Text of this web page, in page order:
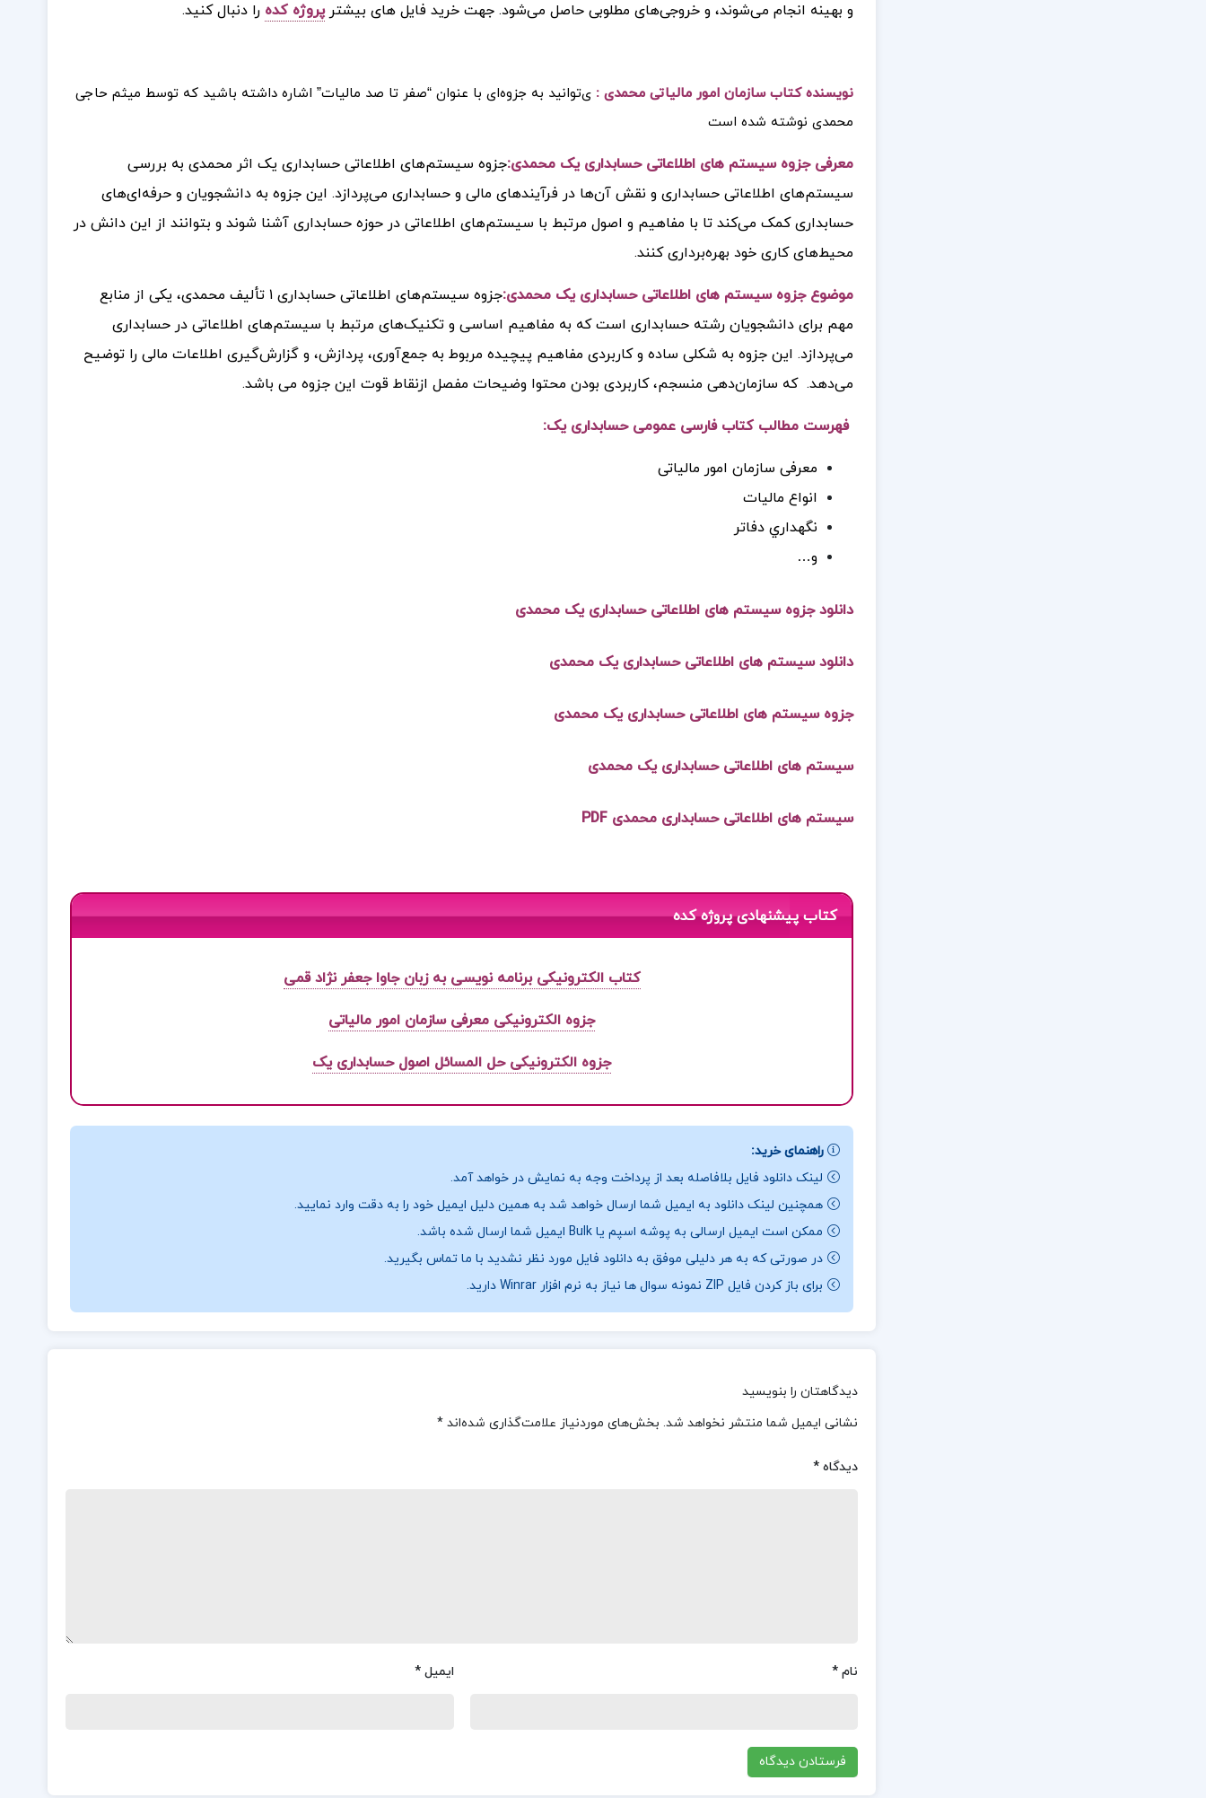
و بهینه انجام می‌شوند، و خروجی‌های مطلوبی حاصل می‌شود. جهت خرید فایل های بیشترپروژه کده را دنبال کنید.
نویسنده کتاب سازمان امور مالیاتی محمدی : ی‌توانید به جزوه‌ای با عنوان “صفر تا صد مالیات” اشاره داشته باشید که توسط میثم حاجی
محمدی نوشته شده است
معرفی جزوه سیستم های اطلاعاتی حسابداری یک محمدی:جزوه سیستم‌های اطلاعاتی حسابداری یک اثر محمدی به بررسی
سیستم‌های اطلاعاتی حسابداری و نقش آن‌ها در فرآیندهای مالی و حسابداری می‌پردازد. این جزوه به دانشجویان و حرفه‌ای‌های
حسابداری کمک می‌کند تا با مفاهیم و اصول مرتبط با سیستم‌های اطلاعاتی در حوزه حسابداری آشنا شوند و بتوانند از این دانش در
محیط‌های کاری خود بهره‌برداری کنند.
موضوع جزوه سیستم های اطلاعاتی حسابداری یک محمدی:
جزوه سیستم‌های اطلاعاتی حسابداری ۱ تألیف محمدی، یکی از منابع
مهم برای دانشجویان رشته حسابداری است که به مفاهیم اساسی و تکنیک‌های مرتبط با سیستم‌های اطلاعاتی در حسابداری
می‌پردازد. این جزوه به شکلی ساده و کاربردی مفاهیم پیچیده مربوط به جمع‌آوری، پردازش، و گزارش‌گیری اطلاعات مالی را توضیح
می‌دهد. که سازمان‌دهی منسجم، کاربردی بودن محتوا وضیحات مفصل ازنقاط قوت این جزوه می باشد.
فهرست مطالب کتاب فارسی عمومی حسابداری یک:
معرفی سازمان امور مالیاتی
انواع مالیات
نگهداري دفاتر
و…
دانلود جزوه سیستم های اطلاعاتی حسابداری یک محمدی
دانلود سیستم های اطلاعاتی حسابداری یک محمدی
جزوه سیستم های اطلاعاتی حسابداری یک محمدی
سیستم های اطلاعاتی حسابداری یک محمدی
سیستم های اطلاعاتی حسابداری محمدی PDF
کتاب پیشنهادی پروژه کده
کتاب الکترونیکی برنامه نویسی به زبان جاوا جعفر نژاد قمی
جزوه الکترونیکی معرفی سازمان امور مالیاتی
جزوه الکترونیکی حل المسائل اصول حسابداری یک
راهنمای خرید:
لینک دانلود فایل بلافاصله بعد از پرداخت وجه به نمایش در خواهد آمد.
همچنین لینک دانلود به ایمیل شما ارسال خواهد شد به همین دلیل ایمیل خود را به دقت وارد نمایید.
ممکن است ایمیل ارسالی به پوشه اسپم یا Bulk ایمیل شما ارسال شده باشد.
در صورتی که به هر دلیلی موفق به دانلود فایل مورد نظر نشدید با ما تماس بگیرید.
برای باز کردن فایل ZIP نمونه سوال ها نیاز به نرم افزار Winrar دارید.
دیدگاهتان را بنویسید
نشانی ایمیل شما منتشر نخواهد شد. بخش‌های موردنیاز علامت‌گذاری شده‌اند *
دیدگاه *
نام * ایمیل *